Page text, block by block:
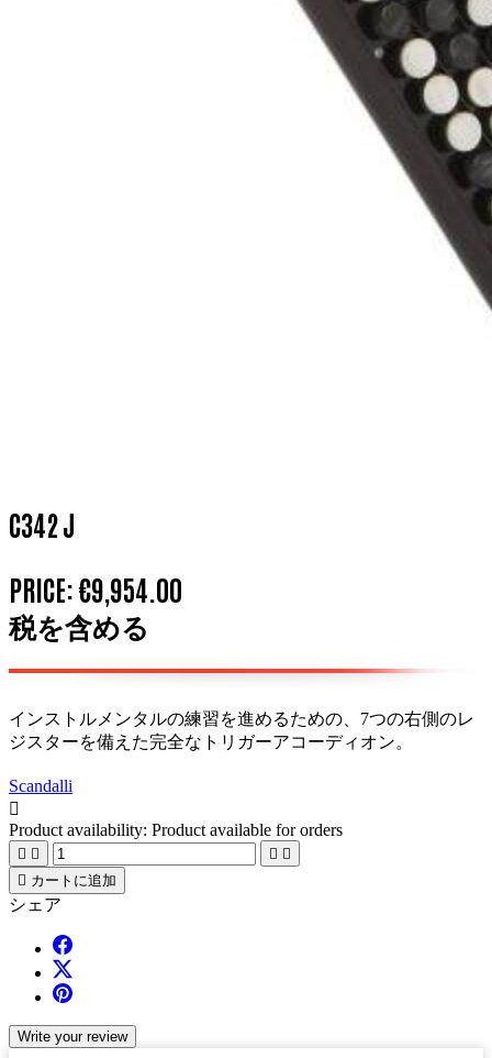
C342 J
PRICE:€9,954.00
税を含める
インストルメンタルの練習を進めるための、7つの右側のレ
ジスターを備えた完全なトリガーアコーディオン。
Scandalli

Product availability: Product available for orders
   
 カートに追加
シェア
Write your review